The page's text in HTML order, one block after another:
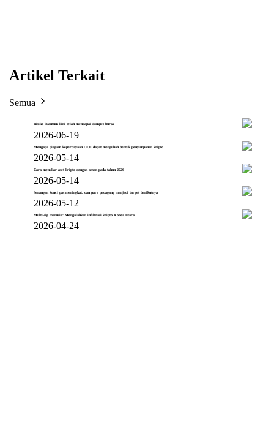
Artikel Terkait
Semua
Risiko kuantum kini telah mencapai dompet bursa
2026-06-19
Mengapa piagam kepercayaan OCC dapat mengubah bentuk penyimpanan kripto
2026-05-14
Cara menukar aset kripto dengan aman pada tahun 2026
2026-05-14
Serangan kunci pas meningkat, dan para pedagang menjadi target berikutnya
2026-05-12
Multi-sig manusia: Mengalahkan infiltrasi kripto Korea Utara
2026-04-24